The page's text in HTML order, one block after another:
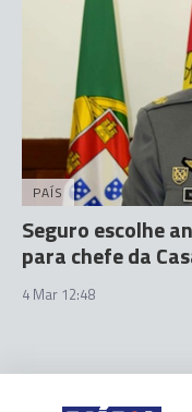
PAÍS
Seguro escolhe
para chefe da
4 Mar 12:48